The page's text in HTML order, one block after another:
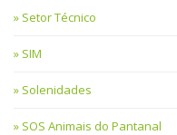
Setor Técnico
SIM
Solenidades
SOS Animais do Pantanal